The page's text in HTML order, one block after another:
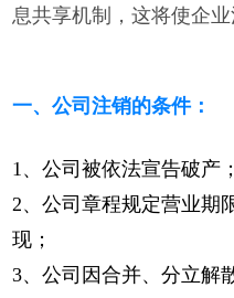
息共享机制，这将使企业
一、公司注销的条件：
1、公司被依法宣告破产；
2、公司章程规定营业期
现；
3、公司因合并、分立解